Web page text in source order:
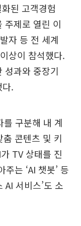
된 고객경험
제로 열린 이
자 등 전 세계
상이 참석했다.
성과와 중장기
.
구분해 내 계
콘텐츠 및 키
TV 상태를 진
는 ‘AI 챗봇’ 등
AI 서비스’도 소